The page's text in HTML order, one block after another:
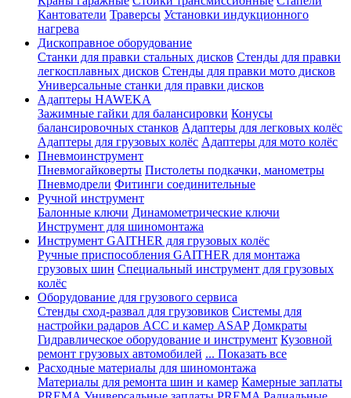
Кантователи Траверсы Установки индукционного
нагрева
Дископравное оборудование
Станки для правки стальных дисков Стенды для правки
легкосплавных дисков Стенды для правки мото дисков
Универсальные станки для правки дисков
Адаптеры HAWEKA
Зажимные гайки для балансировки Конусы
балансировочных станков Адаптеры для легковых колёс
Адаптеры для грузовых колёс Адаптеры для мото колёс
Пневмоинструмент
Пневмогайковерты Пистолеты подкачки, манометры
Пневмодрели Фитинги соединительные
Ручной инструмент
Балонные ключи Динамометрические ключи
Инструмент для шиномонтажа
Инструмент GAITHER для грузовых колёс
Ручные приспособления GAITHER для монтажа
грузовых шин Специальный инструмент для грузовых
колёс
Оборудование для грузового сервиса
Стенды сход-развал для грузовиков Системы для
настройки радаров ACC и камер ASAP Домкраты
Гидравлическое оборудование и инструмент Кузовной
ремонт грузовых автомобилей ... Показать все
Расходные материалы для шиномонтажа
Материалы для ремонта шин и камер Камерные заплаты